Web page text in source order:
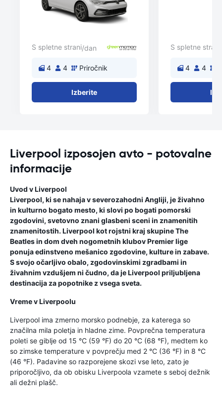
S spletne strani/dan
4 4 Priročnik
Izberite
S spletne strani
4 4
Liverpool izposojen avto - potovalne
informacije
Uvod v Liverpool
Liverpool, ki se nahaja v severozahodni Angliji, je živahno
in kulturno bogato mesto, ki slovi po bogati pomorski
zgodovini, svetovno znani glasbeni sceni in znamenitih
znamenitostih. Liverpool kot rojstni kraj skupine The
Beatles in dom dveh nogometnih klubov Premier lige
ponuja edinstveno mešanico zgodovine, kulture in zabave.
S svojo očarljivo obalo, zgodovinskimi zgradbami in
živahnim vzdušjem ni čudno, da je Liverpool priljubljena
destinacija za popotnike z vsega sveta.
Vreme v Liverpoolu
Liverpool ima zmerno morsko podnebje, za katerega so
značilna mila poletja in hladne zime. Povprečna temperatura
poleti se giblje od 15 °C (59 °F) do 20 °C (68 °F), medtem ko
so zimske temperature v povprečju med 2 °C (36 °F) in 8 °C
(46 °F). Padavine so razporejene skozi vse leto, zato je
priporočljivo, da ob obisku Liverpoola vzamete s seboj dežnik
ali dežni plašč.